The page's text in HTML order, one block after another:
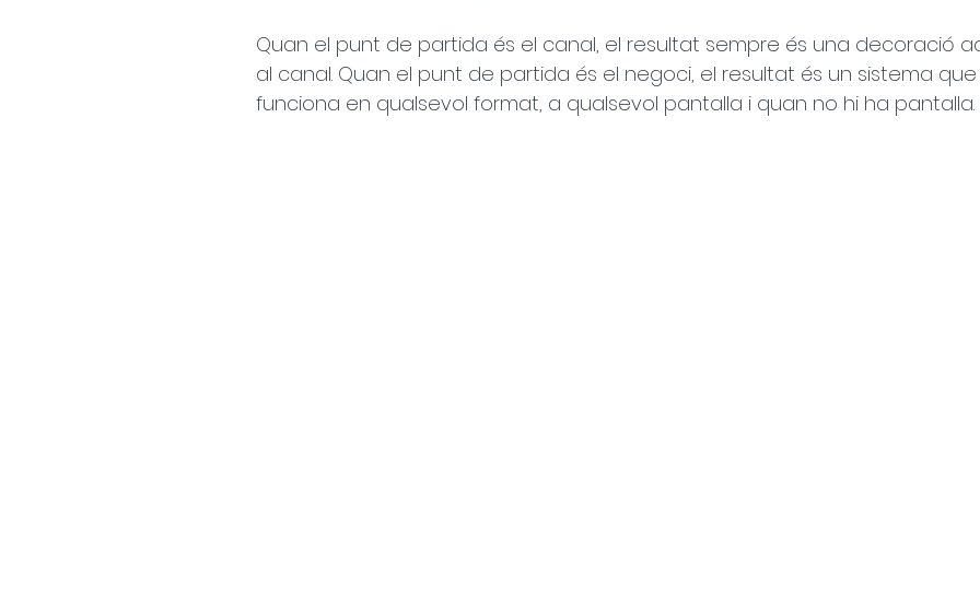
Quan el punt de partida és el canal, el resultat sempre és una decoració
al canal. Quan el punt de partida és el negoci, el resultat és un sistema
funciona en qualsevol format, a qualsevol pantalla i quan no hi ha pantalla.